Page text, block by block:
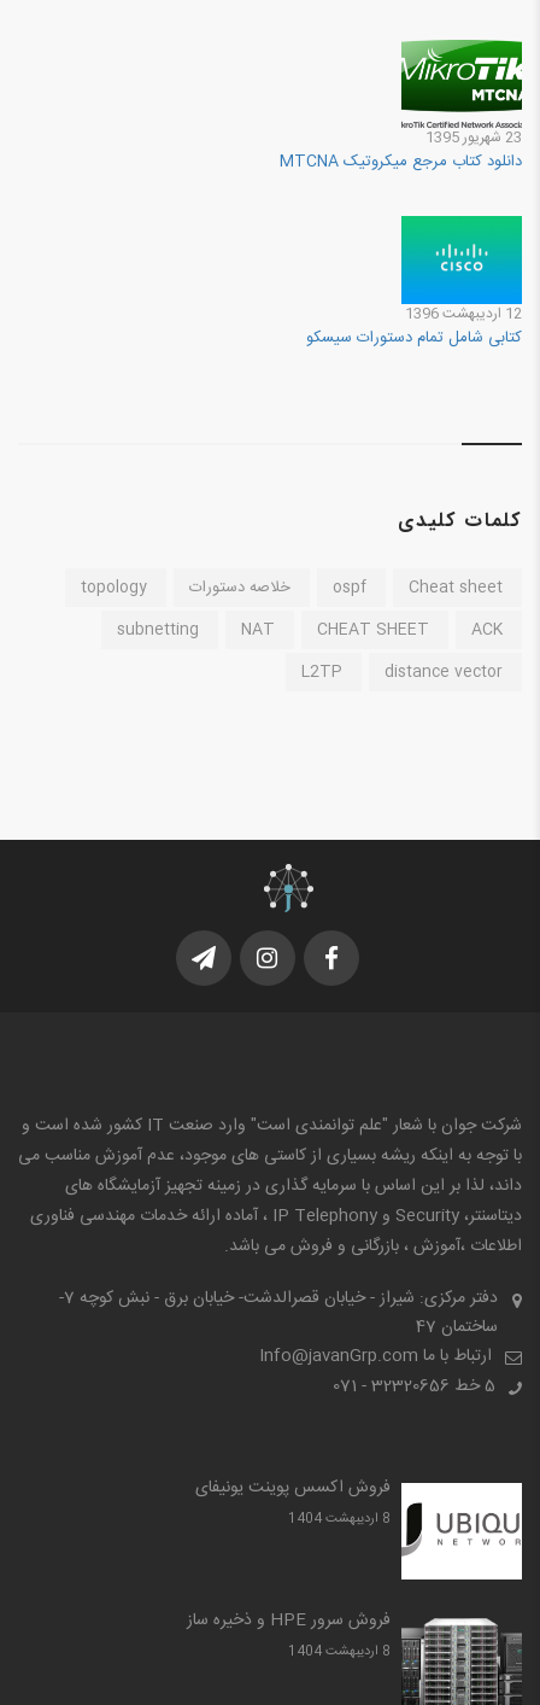
23 شهريور 1395
دانلود کتاب مرجع میکروتیک MTCNA
12 ارديبهشت 1396
کتابی شامل تمام دستورات سیسکو
کلمات کلیدی
Cheat sheet
ospf خلاصه دستورات
topology
ACK
CHEAT SHEET
NAT
subnetting
distance vector
L2TP
شرکت جوان با شعار "علم توانمندی است" وارد صنعت IT کشور شده است و
با توجه به اینکه ریشه بسیاری از کاستی های موجود، عدم آموزش مناسب می
داند، لذا بر این اساس با سرمایه گذاری در زمینه تجهیز آزمایشگاه های
دیتاسنتر، Security و IP Telephony ، آماده ارائه خدمات مهندسی فناوری
اطلاعات ،آموزش ، بازرگانی و فروش می باشد.
دفتر مرکزی: شیراز - خیابان قصرالدشت- خیابان برق - نبش کوچه 7-
ساختمان 47
ارتباط با ما Info@javanGrp.com
5 خط
32320656 - 071
فروش اکسس پوینت یونیفای
8 ارديبهشت 1404
فروش سرور HPE و ذخیره ساز
8 ارديبهشت 1404